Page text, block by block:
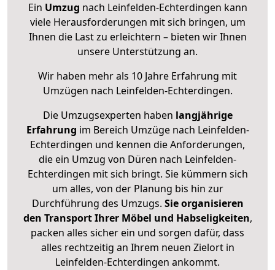
Ein Umzug nach Leinfelden-Echterdingen kann
viele Herausforderungen mit sich bringen, um
Ihnen die Last zu erleichtern – bieten wir Ihnen
unsere Unterstützung an.
Wir haben mehr als 10 Jahre Erfahrung mit
Umzügen nach Leinfelden-Echterdingen.
Die Umzugsexperten haben langjährige
Erfahrung im Bereich Umzüge nach Leinfelden-
Echterdingen und kennen die Anforderungen,
die ein Umzug von Düren nach Leinfelden-
Echterdingen mit sich bringt. Sie kümmern sich
um alles, von der Planung bis hin zur
Durchführung des Umzugs. Sie organisieren
den Transport Ihrer Möbel und Habseligkeiten,
packen alles sicher ein und sorgen dafür, dass
alles rechtzeitig an Ihrem neuen Zielort in
Leinfelden-Echterdingen ankommt.